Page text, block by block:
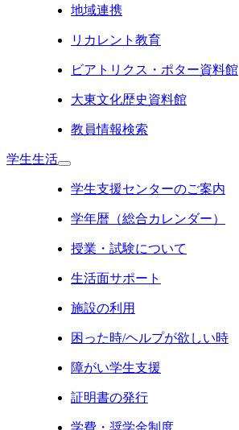
地域連携
リカレント教育
ビアトリクス・ポター資料館
大東文化歴史資料館
教員情報検索
学生生活
学生支援センターのご案内
学年暦（総合カレンダー）
授業・試験について
生活面サポート
施設の利用
困った時/ヘルプが欲しい時
障がい学生支援
証明書の発行
学費・奨学金制度